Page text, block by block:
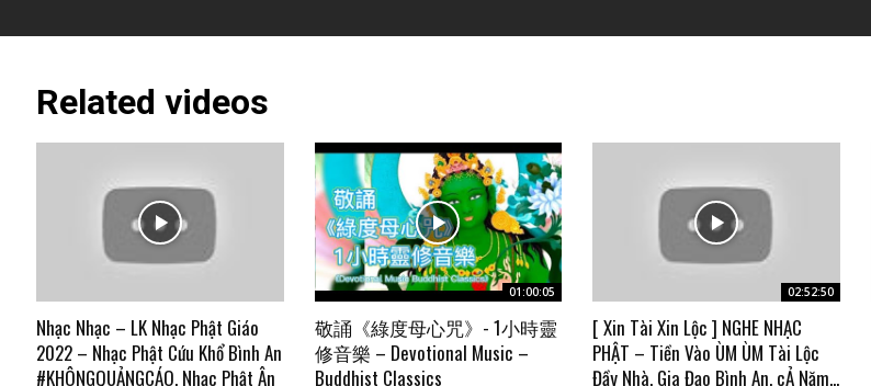
Related videos
Nhạc Nhạc – LK Nhạc Phật Giáo
2022 – Nhạc Phật Cứu Khổ Bình An
#KHÔNGQUẢNGCÁO, Nhạc Phật Ân
01:00:05
敬誦《綠度母心咒》- 1小時靈
修音樂 – Devotional Music –
Buddhist Classics
02:52:50
[ Xin Tài Xin Lộc ] NGHE NHẠC
PHẬT – Tiền Vào ÙM ÙM Tài Lộc
Đầy Nhà, Gia Đạo Bình An, cẢ Năm...